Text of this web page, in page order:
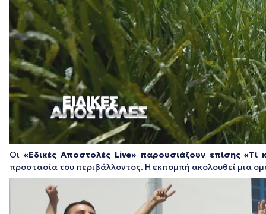
Οι «Εδικές Αποστολές Live» παρουσιάζουν επίσης «Τί
προστασία του περιβάλλοντος. Η εκπομπή ακολουθεί μια